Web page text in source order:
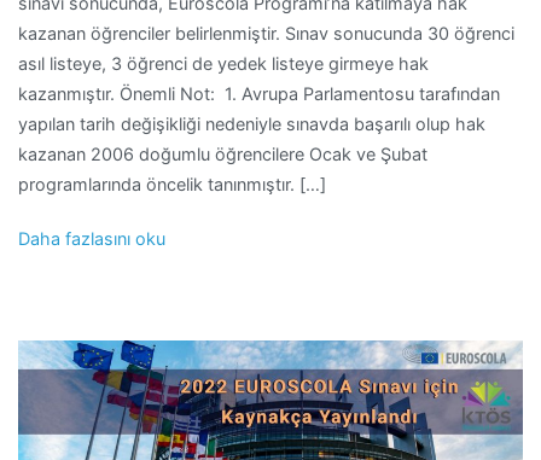
kazanan öğrenciler belirlenmiştir. Sınav sonucunda 30 öğrenci
asıl listeye, 3 öğrenci de yedek listeye girmeye hak
kazanmıştır. Önemli Not: 1. Avrupa Parlamentosu tarafından
yapılan tarih değişikliği nedeniyle sınavda başarılı olup hak
kazanan 2006 doğumlu öğrencilere Ocak ve Şubat
programlarında öncelik tanınmıştır. […]
Daha fazlasını oku